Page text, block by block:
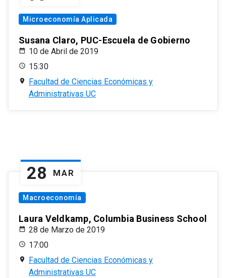
Microeconomía Aplicada
Susana Claro, PUC-Escuela de Gobierno
10 de Abril de 2019
15:30
Facultad de Ciencias Económicas y
Administrativas UC
28 MAR
Macroeconomía
Laura Veldkamp, Columbia Business School
28 de Marzo de 2019
17:00
Facultad de Ciencias Económicas y
Administrativas UC